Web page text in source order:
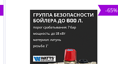
-65%